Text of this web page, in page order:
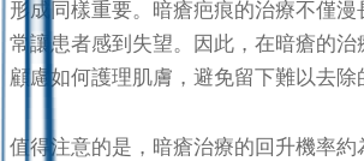
形成同樣重要。暗瘡疤痕的治療不僅
常讓患者感到失望。因此，在暗瘡的
顧慮如何護理肌膚，避免留下難以去除
值得注意的是，暗瘡治療的回升機率約